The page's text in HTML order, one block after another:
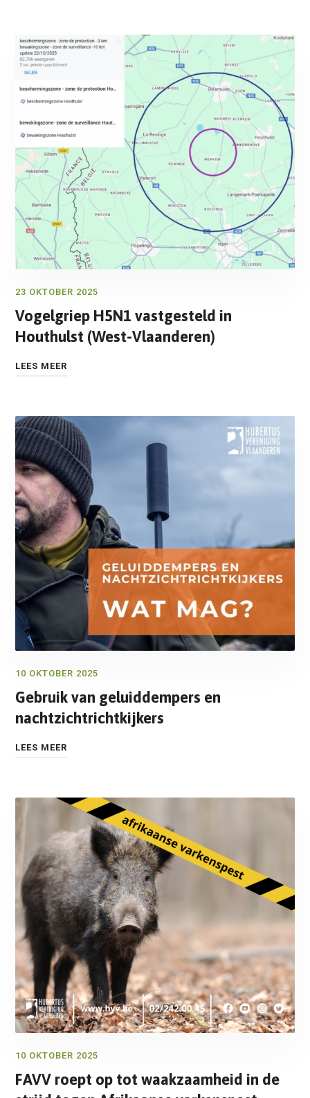
23 OKTOBER 2025
Vogelgriep H5N1 vastgesteld in
Houthulst (West-Vlaanderen)
LEES MEER
10 OKTOBER 2025
Gebruik van geluiddempers en
nachtzichtrichtkijkers
LEES MEER
10 OKTOBER 2025
FAVV roept op tot waakzaamheid in de